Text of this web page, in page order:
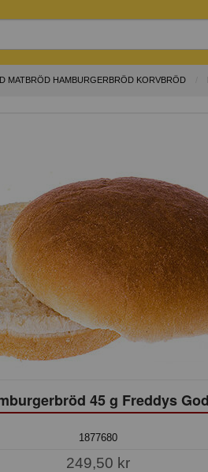
MATBRÖD HAMBURGERBRÖD KORVBRÖD
45 g Freddys
1877680
249,50 kr